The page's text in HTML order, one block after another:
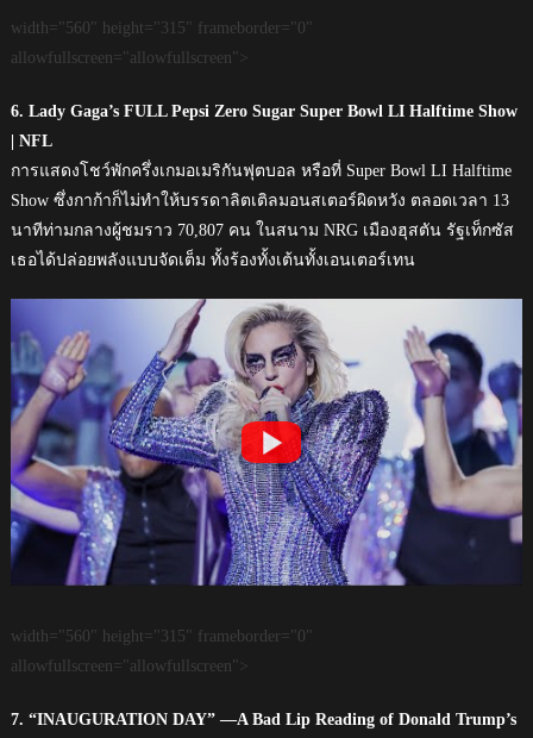
width="560" height="315" frameborder="0"
allowfullscreen="allowfullscreen">
6. Lady Gaga’s FULL Pepsi Zero Sugar Super Bowl LI Halftime Show
| NFL
การแสดงโชว์พักครึ่งเกมอเมริกันฟุตบอล หรือที่ Super Bowl LI Halftime
Show ซึ่งกาก้าก็ไม่ทำให้บรรดาลิตเติลมอนสเตอร์ผิดหวัง ตลอดเวลา 13
นาทีท่ามกลางผู้ชมราว 70,807 คน ในสนาม NRG เมืองฮุสตัน รัฐเท็กซัส
เธอได้ปล่อยพลังแบบจัดเต็ม ทั้งร้องทั้งเต้นทั้งเอนเตอร์เทน
width="560" height="315" frameborder="0"
allowfullscreen="allowfullscreen">
7. “INAUGURATION DAY” —A Bad Lip Reading of Donald Trump’s